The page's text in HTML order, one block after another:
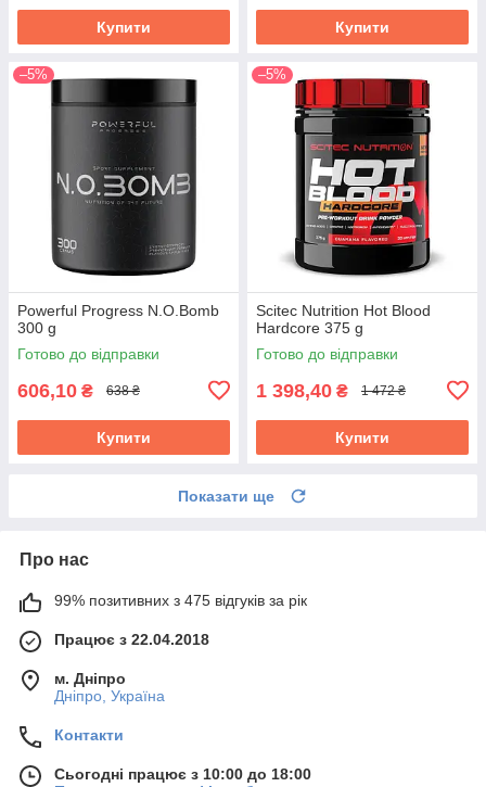
Купити Купити
–5%
Powerful Progress N.O.Bomb
300 g
Готово до відправки
606,10 ₴ 638 ₴
Купити
–5%
Scitec Nutrition Hot Blood
Hardcore 375 g
Готово до відправки
1 398,40 ₴ 1 472 ₴
Купити
Показати ще
Про нас
99% позитивних з 475 відгуків за рік
Працює з 22.04.2018
м. Дніпро
Дніпро, Україна
Контакти
Сьогодні працює з 10:00 до 18:00